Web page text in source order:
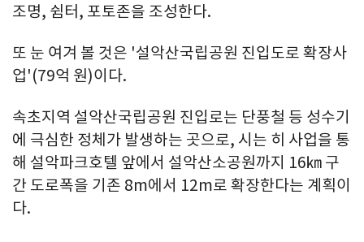
조명, 쉼터, 포토존을 조성한다.
또 눈 여겨 볼 것은 '설악산국립공원 진입도로 확장사
업'(79억 원)이다.
속초지역 설악산국립공원 진입로는 단풍철 등 성수기
에 극심한 정체가 발생하는 곳으로, 시는 히 사업을 통
해 설악파크호텔 앞에서 설악산소공원까지 16㎞ 구
간 도로폭을 기존 8m에서 12m로 확장한다는 계획이
다.